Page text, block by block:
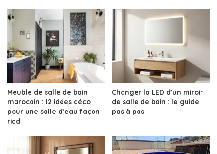
Meuble de salle de bain
marocain : 12 idées déco
pour une salle d’eau façon
riad
Changer la LED d’un miroir
de salle de bain : le guide
pas à pas